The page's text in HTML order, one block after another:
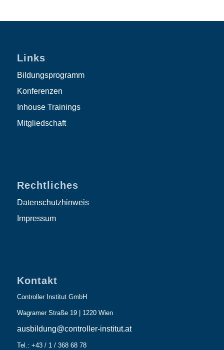
Links
Bildungsprogramm
Konferenzen
Inhouse Trainings
Mitgliedschaft
Rechtliches
Datenschutzhinweis
Impressum
Kontakt
Controller Institut GmbH
Wagramer Straße 19 | 1220 Wien
ausbildung@controller-institut.at
Tel.: +43 / 1 / 368 68 78